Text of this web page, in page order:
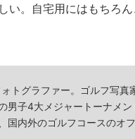
い。自宅用にはもちろ
トグラファー。ゴルフ写
男子4大メジャートーナメ
内外のゴルフコースのオ